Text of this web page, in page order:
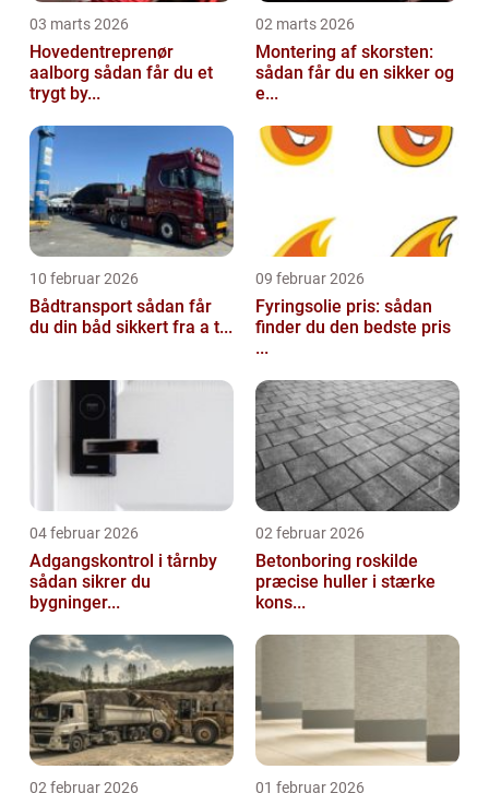
03 marts 2026
Hovedentreprenør
aalborg sådan får du et
trygt by...
02 marts 2026
Montering af skorsten:
sådan får du en sikker og
e...
10 februar 2026
Bådtransport sådan får
du din båd sikkert fra a t...
09 februar 2026
Fyringsolie pris: sådan
finder du den bedste pris
...
04 februar 2026
Adgangskontrol i tårnby
sådan sikrer du
bygninger...
02 februar 2026
Betonboring roskilde
præcise huller i stærke
kons...
02 februar 2026 01 februar 2026